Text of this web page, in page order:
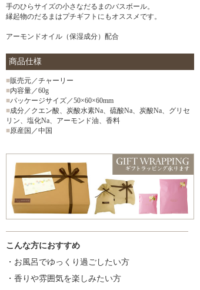
手のひらサイズの小さなだるまのバスボール。
縁起物のだるまはプチギフトにもオススメです。
アーモンドオイル（保湿成分）配合
商品仕様
■販売元／チャーリー
■内容量／60g
■パッケージサイズ／50×60×60mm
■成分／クエン酸、炭酸水素Na、硫酸Na、炭酸Na、グリセ
リン、塩化Na、アーモンド油、香料
■原産国／中国
こんな方におすすめ
・お風呂でゆっくり過ごしたい方
・香りや雰囲気を楽しみたい方